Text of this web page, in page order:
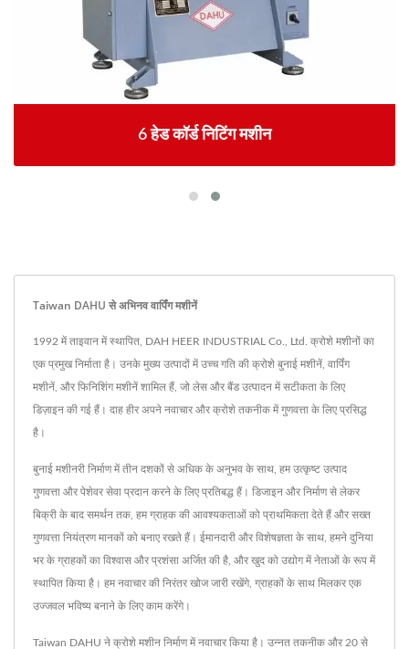
6 हेड कॉर्ड निटिंग मशीन
Taiwan DAHU से अभिनव वार्पिंग मशीनें
1992 में ताइवान में स्थापित, DAH HEER INDUSTRIAL Co., Ltd. क्रोशे मशीनों का
एक प्रमुख निर्माता है। उनके मुख्य उत्पादों में उच्च गति की क्रोशे बुनाई मशीनें, वार्पिंग
मशीनें, और फिनिशिंग मशीनें शामिल हैं, जो लेस और बैंड उत्पादन में सटीकता के लिए
डिज़ाइन की गई हैं। दाह हीर अपने नवाचार और क्रोशे तकनीक में गुणवत्ता के लिए प्रसिद्ध
है।
बुनाई मशीनरी निर्माण में तीन दशकों से अधिक के अनुभव के साथ, हम उत्कृष्ट उत्पाद
गुणवत्ता और पेशेवर सेवा प्रदान करने के लिए प्रतिबद्ध हैं। डिजाइन और निर्माण से लेकर
बिक्री के बाद समर्थन तक, हम ग्राहक की आवश्यकताओं को प्राथमिकता देते हैं और सख्त
गुणवत्ता नियंत्रण मानकों को बनाए रखते हैं। ईमानदारी और विशेषज्ञता के साथ, हमने दुनिया
भर के ग्राहकों का विश्वास और प्रशंसा अर्जित की है, और खुद को उद्योग में नेताओं के रूप में
स्थापित किया है। हम नवाचार की निरंतर खोज जारी रखेंगे, ग्राहकों के साथ मिलकर एक
उज्जवल भविष्य बनाने के लिए काम करेंगे।
Taiwan DAHU ने क्रोशे मशीन निर्माण में नवाचार किया है। उन्नत तकनीक और 20 से